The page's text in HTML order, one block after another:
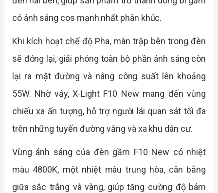
có ánh sáng cos mạnh nhất phân khúc.
Khi kích hoạt chế độ Pha, màn trập bên trong đèn
sẽ đóng lại, giải phóng toàn bộ phần ánh sáng còn
lại ra mặt đường và nâng công suất lên khoảng
55W. Nhờ vậy, X-Light F10 New mang đến vùng
chiếu xa ấn tượng, hỗ trợ người lái quan sát tối đa
trên những tuyến đường vắng và xa khu dân cư.
Vùng ánh sáng của đèn gầm F10 New có nhiệt
màu 4800K, một nhiệt màu trung hòa, cân bằng
giữa sắc trắng và vàng, giúp tăng cường độ bám